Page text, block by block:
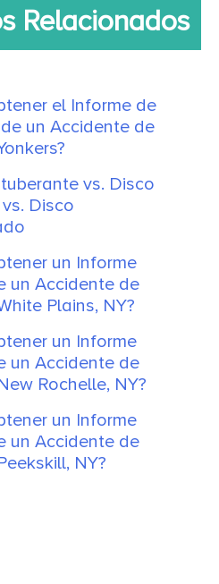
Relacionados
el Informe de
un Accidente de
vs. Disco
Disco
un Informe
un Accidente de
Plains, NY?
un Informe
un Accidente de
Rochelle, NY?
un Informe
un Accidente de
NY?